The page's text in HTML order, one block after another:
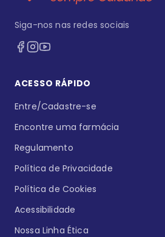
Siga-nos nas redes sociais
ACESSO RÁPIDO
Entre/Cadastre-se
Encontre uma farmácia
Regulamento
Política de Privacidade
Política de Cookies
Acessibilidade
Nossa Linha Ética